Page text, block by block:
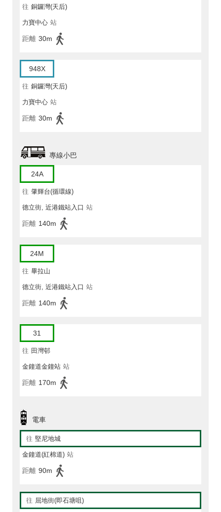
往 銅鑼灣(天后)
力寶中心 站
距離 30m
948X
往 銅鑼灣(天后)
力寶中心 站
距離 30m
專線小巴
24A
往 肇輝台(循環線)
德立街, 近港鐵站入口 站
距離 140m
24M
往 畢拉山
德立街, 近港鐵站入口 站
距離 140m
31
往 田灣邨
金鐘道金鐘站 站
距離 170m
電車
往 堅尼地城
金鐘道(紅棉道) 站
距離 90m
往 屈地街(即石塘咀)